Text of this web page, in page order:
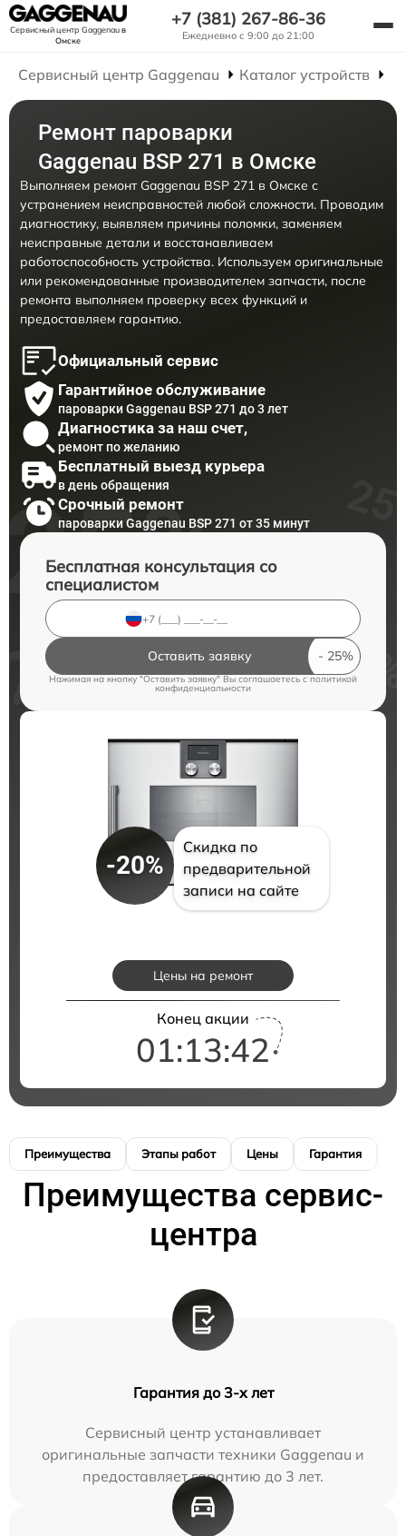
Сервисный центр Gaggenauв
Омске
+7 (381) 267-86-36
Ежедневно с 9:00 до 21:00
Сервисный центр Gaggenau Каталог устройств
Ремонт пароварки
Gaggenau BSP 271 в Омске
Выполняем ремонт Gaggenau BSP 271 в Омске с
устранением неисправностей любой сложности. Проводим
диагностику, выявляем причины поломки, заменяем
неисправные детали и восстанавливаем
работоспособность устройства. Используем оригинальные
или рекомендованные производителем запчасти, после
ремонта выполняем проверку всех функций и
предоставляем гарантию.
Официальный сервис
Гарантийное обслуживание
пароварки Gaggenau BSP 271 до 3 лет
Диагностика за наш счет,
ремонт по желанию
Бесплатный выезд курьера
в день обращения
Срочный ремонт
пароварки Gaggenau BSP 271 от 35 минут
Бесплатная консультация со
специалистом
Оставить заявку
Нажимая на кнопку "Оставить заявку" Вы соглашаетесь c политикой
конфиденциальности
-20%
Скидка по
предварительной
записи на сайте
Цены на ремонт
Конец акции
01:13:41
Преимущества Этапы работ Цены Гарантия
Преимущества сервис-
центра
Гарантия до 3-х лет
Сервисный центр устанавливает
оригинальные запчасти техники Gaggenau и
предоставляет гарантию до 3 лет.